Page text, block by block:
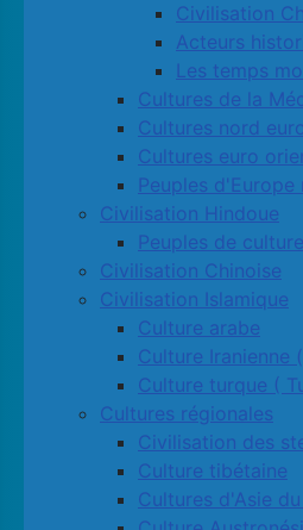
Civilisation
Acteurs
Les temps
Cultures de la
Cultures nord
Cultures euro
Peuples d'Europe
Civilisation Hindoue
Peuples de
Civilisation Chinoise
Civilisation Islamique
Culture arabe
Culture Iranienne
Culture turque (
Cultures régionales
Civilisation des
Culture tibétaine
Cultures d'Asie